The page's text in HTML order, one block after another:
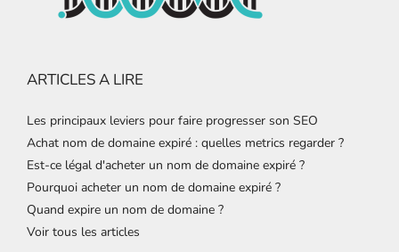
ARTICLES A LIRE
Les principaux leviers pour faire progresser son SEO
Achat nom de domaine expiré : quelles metrics regarder ?
Est-ce légal d'acheter un nom de domaine expiré ?
Pourquoi acheter un nom de domaine expiré ?
Quand expire un nom de domaine ?
Voir tous les articles